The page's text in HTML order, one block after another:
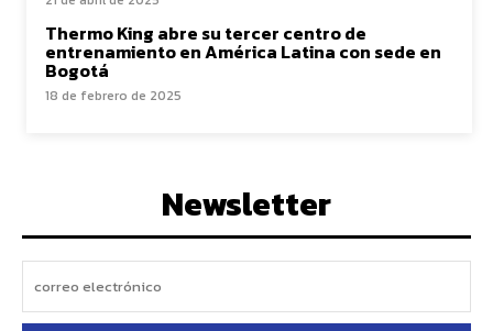
Thermo King abre su tercer centro de
entrenamiento en América Latina con sede en
Bogotá
18 de febrero de 2025
Newsletter